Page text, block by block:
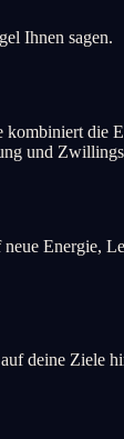
Ihnen sagen.
und
Energie,
deine